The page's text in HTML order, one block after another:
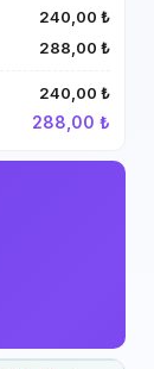
240,00 ₺
288,00 ₺
240,00 ₺
288,00 ₺